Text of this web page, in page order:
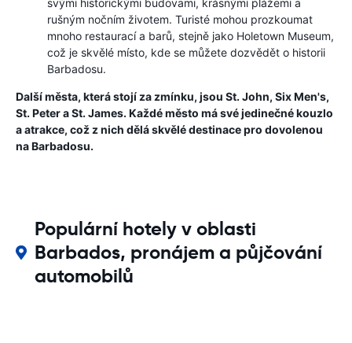
svými historickými budovami, krásnými plážemi a
rušným nočním životem. Turisté mohou prozkoumat
mnoho restaurací a barů, stejně jako Holetown Museum,
což je skvělé místo, kde se můžete dozvědět o historii
Barbadosu.
Další města, která stojí za zmínku, jsou St. John, Six Men's,
St. Peter a St. James. Každé město má své jedinečné kouzlo
a atrakce, což z nich dělá skvělé destinace pro dovolenou
na Barbadosu.
Populární hotely v oblasti
Barbados, pronájem a půjčování
automobilů